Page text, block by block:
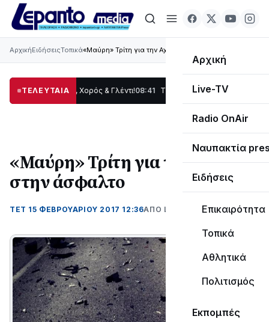
Αρχική
Live-TV
Radio OnAir
Ναυπακτία
Ειδήσεις
Επικαιρότητα
Τοπικά
Αθλητικά
Πολιτισμός
Εκπομπές
ΑρχικήΕιδήσειςΤοπικά«Μαύρη» Τρίτη για την Αχαΐα στην άσφαλτο
ΤΕΛΕΥΤΑΙΑ
Παράδοση, Χορός & Γλέντι!08:41 ΤΟ ΠΑΡΤΥ ΣΥΝΕΧΙΖΕΤΑΙ… 19:47
«Μαύρη» Τρίτη για την Αχαΐα
στην άσφαλτο
ΤΕΤ 15 ΦΕΒΡΟΥΑΡΊΟΥ 2017 12:36ΑΠΌ LEPANTO RTV